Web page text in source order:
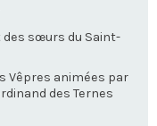
des sœurs du Saint-
Vêpres animées par
des Ternes